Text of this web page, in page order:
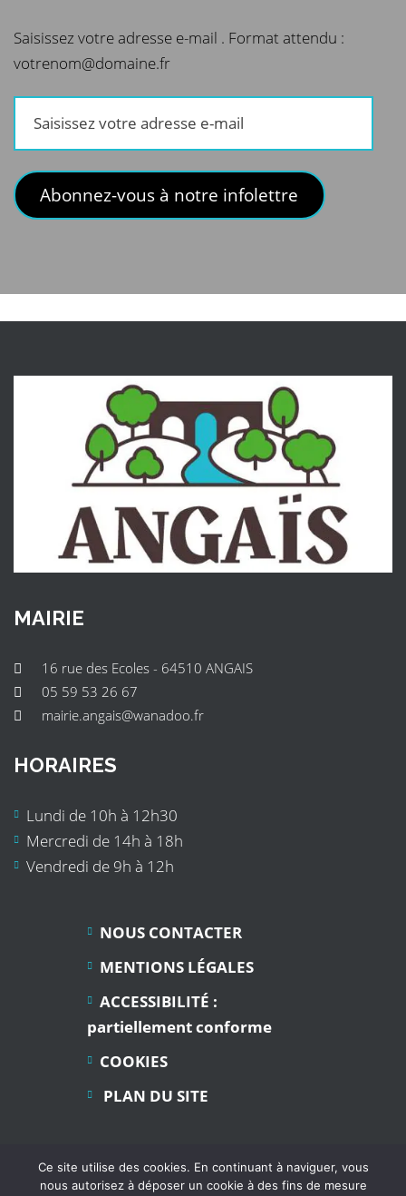
Saisissez votre adresse e-mail . Format attendu :
votrenom@domaine.fr
votre
e-
mail
Abonnez-vous à notre infolettre
MAIRIE
16 rue des Ecoles - 64510 ANGAIS
05 59 53 26 67
mairie.angais@wanadoo.fr
HORAIRES
Lundi de 10h à 12h30
Mercredi de 14h à 18h
Vendredi de 9h à 12h
NOUS CONTACTER
MENTIONS LÉGALES
ACCESSIBILITÉ :
partiellement conforme
COOKIES
PLAN DU SITE
Ce site utilise des cookies. En continuant à naviguer, vous
nous autorisez à déposer un cookie à des fins de mesure